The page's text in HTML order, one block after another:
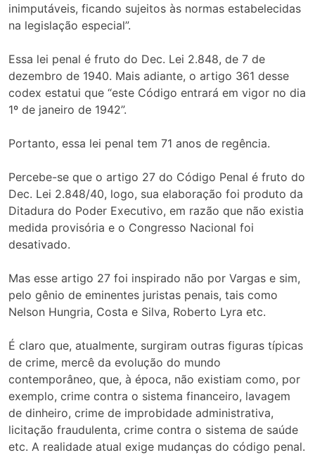
inimputáveis, ficando sujeitos às normas estabelecidas
na legislação especial”.
Essa lei penal é fruto do Dec. Lei 2.848, de 7 de
dezembro de 1940. Mais adiante, o artigo 361 desse
codex estatui que “este Código entrará em vigor no dia
1º de janeiro de 1942”.
Portanto, essa lei penal tem 71 anos de regência.
Percebe-se que o artigo 27 do Código Penal é fruto do
Dec. Lei 2.848/40, logo, sua elaboração foi produto da
Ditadura do Poder Executivo, em razão que não existia
medida provisória e o Congresso Nacional foi
desativado.
Mas esse artigo 27 foi inspirado não por Vargas e sim,
pelo gênio de eminentes juristas penais, tais como
Nelson Hungria, Costa e Silva, Roberto Lyra etc.
É claro que, atualmente, surgiram outras figuras típicas
de crime, mercê da evolução do mundo
contemporâneo, que, à época, não existiam como, por
exemplo, crime contra o sistema financeiro, lavagem
de dinheiro, crime de improbidade administrativa,
licitação fraudulenta, crime contra o sistema de saúde
etc. A realidade atual exige mudanças do código penal.